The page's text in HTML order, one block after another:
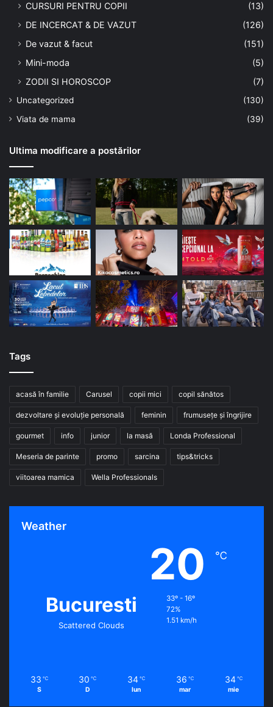
CURSURI PENTRU COPII
(13)
DE INCERCAT & DE VAZUT
(126)
De vazut & facut
(151)
Mini-moda
(5)
ZODII SI HOROSCOP
(7)
Uncategorized
(130)
Viata de mama
(39)
Ultima modificare a postărilor
Tags
acasă în familie Carusel copii mici copil sănătos
dezvoltare și evoluție personală feminin frumusețe și îngrijire
gourmet info junior la masă Londa Professional
Meseria de parinte promo sarcina tips&tricks
viitoarea mamica Wella Professionals
Weather
Bucuresti
Scattered Clouds
20 ℃
33º - 16º
72%
1.51 km/h
33 ℃
S
30 ℃
D
34 ℃
lun
36 ℃
mar
34 ℃
mie